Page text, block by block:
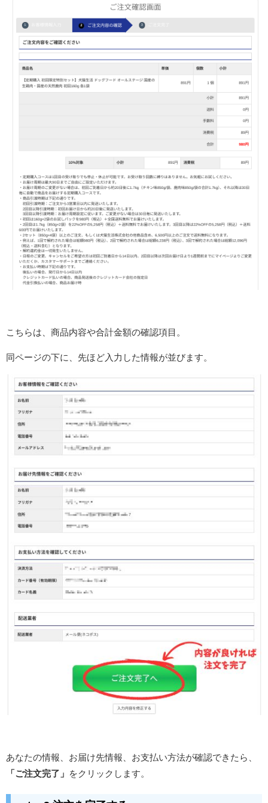
こちらは、商品内容や合計金額の確認項目。
同ページの下に、先ほど入力した情報が並びます。
あなたの情報、お届け先情報、お支払い方法が確認できたら、
「ご注文完了」
をクリックします。